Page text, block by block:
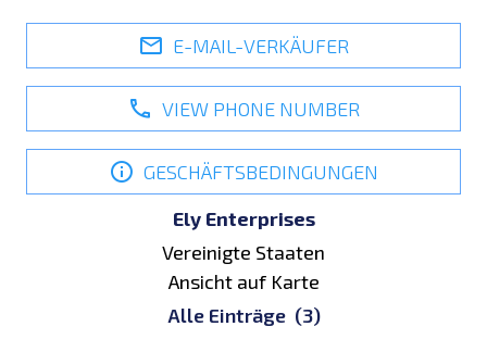
E-MAIL-VERKÄUFER
VIEW PHONE NUMBER
GESCHÄFTSBEDINGUNGEN
Ely Enterprises
Vereinigte Staaten
Ansicht auf Karte
Alle Einträge (3)